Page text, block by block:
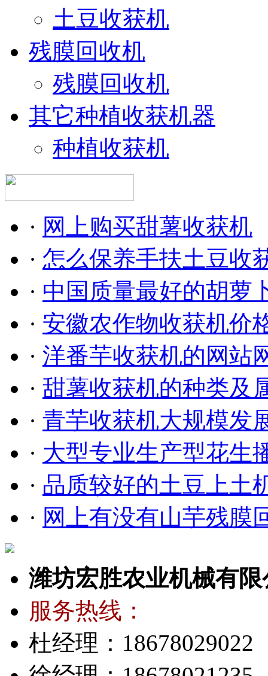
土豆收获机
残膜回收机
残膜回收机
其它种植收获机器
种植收获机
· 网上购买甜薯收获机
· 怎么保养手扶土豆收
· 中国质量最好的胡萝
· 安徽农作物收获机价
· 洋番芋收获机的网站
· 甜薯收获机的种类及
· 青芋收获机大规模发
· 大型专业生产型花生
· 品质较好的土豆上土
· 网上有没有山芋残膜
潍坊宏胜农业机械有限
服务热线：
杜经理：18678029022